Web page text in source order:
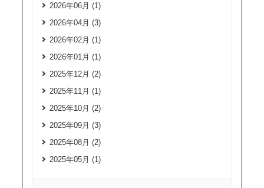
2026年06月 (1)
2026年04月 (3)
2026年02月 (1)
2026年01月 (1)
2025年12月 (2)
2025年11月 (1)
2025年10月 (2)
2025年09月 (3)
2025年08月 (2)
2025年05月 (1)